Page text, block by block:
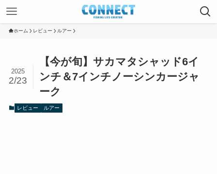
ホーム レビュー ルアー
【今が旬】サカマタシャッド6イ
ンチ＆7インチノーシンカージャ
ーク
2025
2/23
レビュー ルアー